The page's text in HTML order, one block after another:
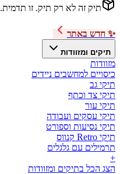
תיק זה לא רק תיק. זו תדמית.
✨ חדש באתר
תיקים ומזוודות
מזוודות
כיסויים למחשבים ניידים
תיקי גב
תיקי צד וכתף
תיקי עור
תיקי עסקים ועבודה
תיקי נסיעות וספורט
תיקי Retro קנווס
תרמילים עם גלגלים
+
הצג הכל בתיקים ומזוודות